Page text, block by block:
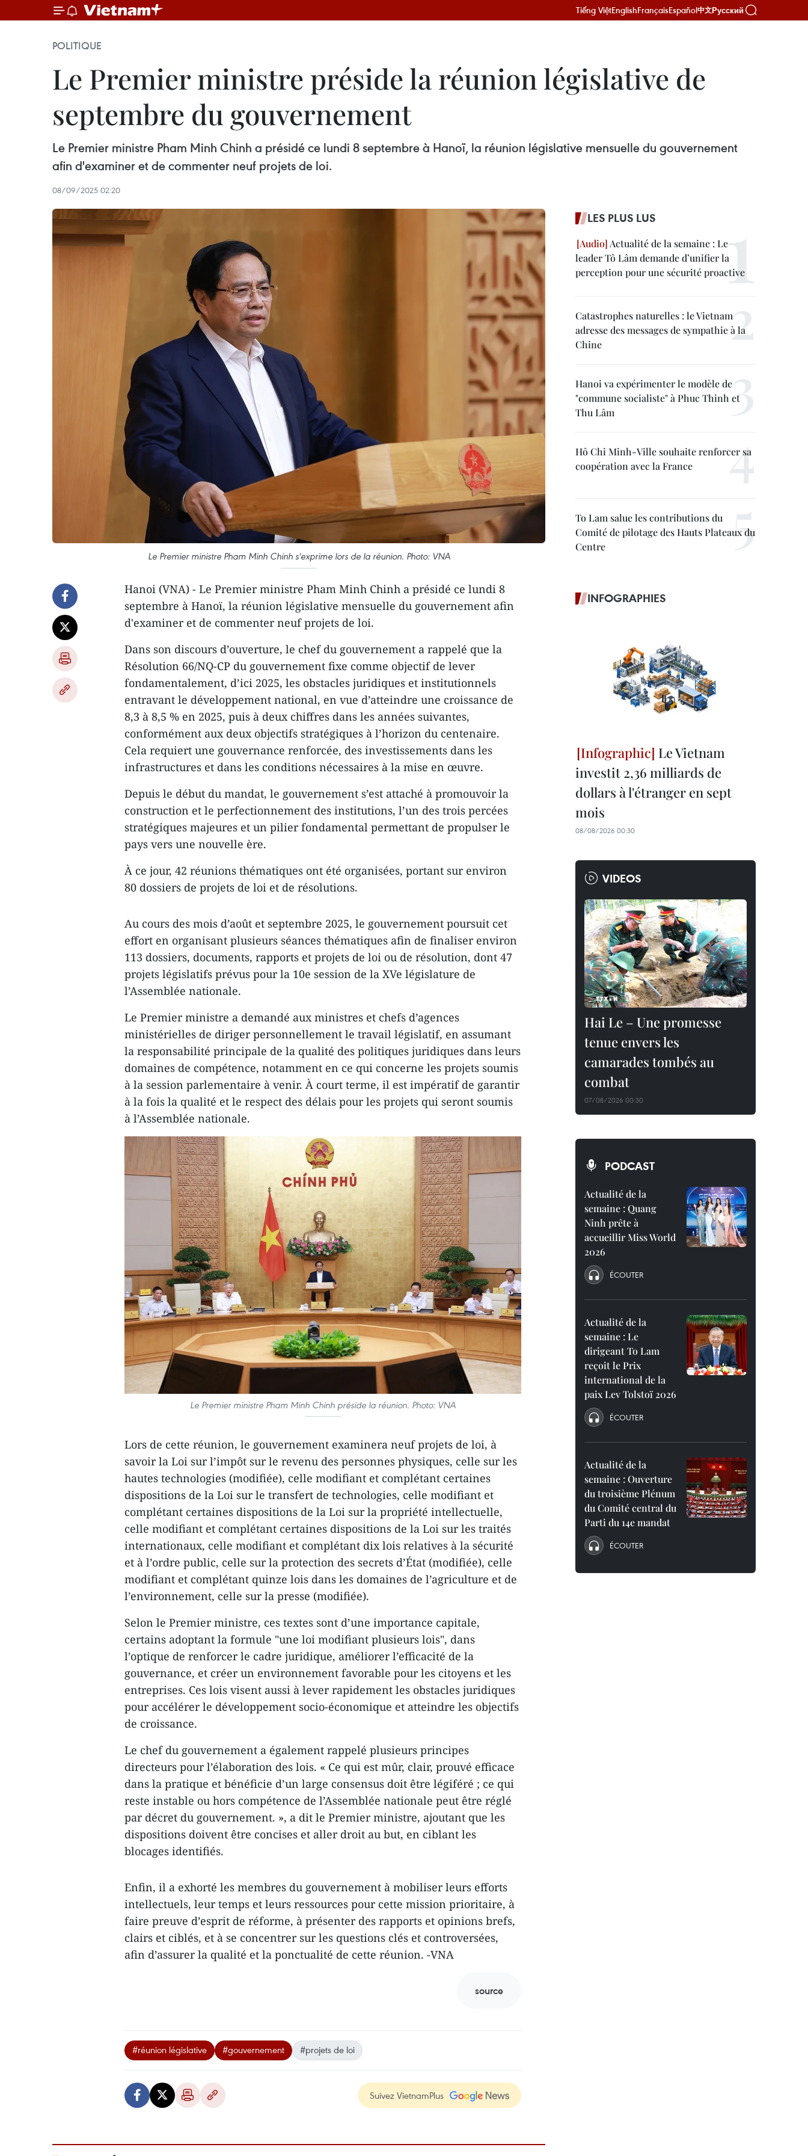
Tiếng ViệtEnglishFrançaisEspañol中文Русский
POLITIQUE
Le Premier ministre préside la réunion législative de
septembre du gouvernement
Le Premier ministre Pham Minh Chinh a présidé ce lundi 8 septembre à Hanoï, la réunion législative mensuelle du gouvernement
afin d'examiner et de commenter neuf projets de loi.
08/09/2025 02:20
Le Premier ministre Pham Minh Chinh s'exprime lors de la réunion. Photo: VNA
Hanoi (VNA) - Le Premier ministre Pham Minh Chinh a présidé ce lundi 8
septembre à Hanoï, la réunion législative mensuelle du gouvernement afin
d'examiner et de commenter neuf projets de loi.
Dans son discours d’ouverture, le chef du gouvernement a rappelé que la
Résolution 66/NQ-CP du gouvernement fixe comme objectif de lever
fondamentalement, d’ici 2025, les obstacles juridiques et institutionnels
entravant le développement national, en vue d’atteindre une croissance de
8,3 à 8,5 % en 2025, puis à deux chiffres dans les années suivantes,
conformément aux deux objectifs stratégiques à l’horizon du centenaire.
Cela requiert une gouvernance renforcée, des investissements dans les
infrastructures et dans les conditions nécessaires à la mise en œuvre.
Depuis le début du mandat, le gouvernement s’est attaché à promouvoir la
construction et le perfectionnement des institutions, l’un des trois percées
stratégiques majeures et un pilier fondamental permettant de propulser le
pays vers une nouvelle ère.
À ce jour, 42 réunions thématiques ont été organisées, portant sur environ
80 dossiers de projets de loi et de résolutions.
Au cours des mois d’août et septembre 2025, le gouvernement poursuit cet
effort en organisant plusieurs séances thématiques afin de finaliser environ
113 dossiers, documents, rapports et projets de loi ou de résolution, dont 47
projets législatifs prévus pour la 10e session de la XVe législature de
l’Assemblée nationale.
Le Premier ministre a demandé aux ministres et chefs d’agences
ministérielles de diriger personnellement le travail législatif, en assumant
la responsabilité principale de la qualité des politiques juridiques dans leurs
domaines de compétence, notamment en ce qui concerne les projets soumis
à la session parlementaire à venir. À court terme, il est impératif de garantir
à la fois la qualité et le respect des délais pour les projets qui seront soumis
à l’Assemblée nationale.
Le Premier ministre Pham Minh Chinh préside la réunion. Photo: VNA
Lors de cette réunion, le gouvernement examinera neuf projets de loi, à
savoir la Loi sur l’impôt sur le revenu des personnes physiques, celle sur les
hautes technologies (modifiée), celle modifiant et complétant certaines
dispositions de la Loi sur le transfert de technologies, celle modifiant et
complétant certaines dispositions de la Loi sur la propriété intellectuelle,
celle modifiant et complétant certaines dispositions de la Loi sur les traités
internationaux, celle modifiant et complétant dix lois relatives à la sécurité
et à l’ordre public, celle sur la protection des secrets d’État (modifiée), celle
modifiant et complétant quinze lois dans les domaines de l’agriculture et de
l’environnement, celle sur la presse (modifiée).
Selon le Premier ministre, ces textes sont d’une importance capitale,
certains adoptant la formule "une loi modifiant plusieurs lois", dans
l’optique de renforcer le cadre juridique, améliorer l’efficacité de la
gouvernance, et créer un environnement favorable pour les citoyens et les
entreprises. Ces lois visent aussi à lever rapidement les obstacles juridiques
pour accélérer le développement socio-économique et atteindre les objectifs
de croissance.
Le chef du gouvernement a également rappelé plusieurs principes
directeurs pour l’élaboration des lois. « Ce qui est mûr, clair, prouvé efficace
dans la pratique et bénéficie d’un large consensus doit être légiféré ; ce qui
reste instable ou hors compétence de l’Assemblée nationale peut être réglé
par décret du gouvernement. », a dit le Premier ministre, ajoutant que les
dispositions doivent être concises et aller droit au but, en ciblant les
blocages identifiés.
Enfin, il a exhorté les membres du gouvernement à mobiliser leurs efforts
intellectuels, leur temps et leurs ressources pour cette mission prioritaire, à
faire preuve d’esprit de réforme, à présenter des rapports et opinions brefs,
clairs et ciblés, et à se concentrer sur les questions clés et controversées,
afin d’assurer la qualité et la ponctualité de cette réunion. -VNA
source
#réunion législative #gouvernement #projets de loi
Suivez VietnamPlus
LES PLUS LUS
Actualité de la semaine : Le
leader Tô Lâm demande d’unifier la
perception pour une sécurité proactive
Catastrophes naturelles : le Vietnam
adresse des messages de sympathie à la
Chine
Hanoi va expérimenter le modèle de
"commune socialiste" à Phuc Thinh et
Thu Lâm
Hô Chi Minh-Ville souhaite renforcer sa
coopération avec la France
To Lam salue les contributions du
Comité de pilotage des Hauts Plateaux du
Centre
INFOGRAPHIES
Le Vietnam
investit 2,36 milliards de
dollars à l'étranger en sept
mois
08/08/2026 00:30
VIDEOS
Hai Le – Une promesse
tenue envers les
camarades tombés au
combat
07/08/2026 00:30
PODCAST
Actualité de la
semaine : Quang
Ninh prête à
accueillir Miss World
2026
ÉCOUTER
Actualité de la
semaine : Le
dirigeant To Lam
reçoit le Prix
international de la
paix Lev Tolstoï 2026
ÉCOUTER
Actualité de la
semaine : Ouverture
du troisième Plénum
du Comité central du
Parti du 14e mandat
ÉCOUTER